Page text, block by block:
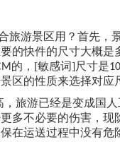
旅游景区用？首先，
的快件的尺寸大概
的，[敏感词]尺寸是
区的性质来选择对应
，旅游已经是变成国
多不必要的伤害，
在运送过程中没有危